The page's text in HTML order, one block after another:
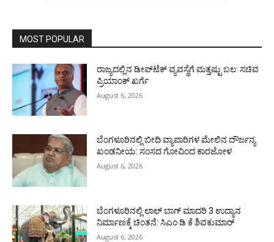
MOST POPULAR
ರಾಜ್ಯದಲ್ಲಿನ ಡೀಪ್‌ಟೆಕ್‌ ವ್ಯವಸ್ಥೆಗೆ ಮತ್ತಷ್ಟು ಬಲ: ಸಚಿವ
ಪ್ರಿಯಾಂಕ್ ಖರ್ಗೆ
August 6, 2026
ಬೆಂಗಳೂರಿನಲ್ಲಿ ಬೀದಿ ವ್ಯಾಪಾರಿಗಳ ಮೇಲಿನ ದೌರ್ಜನ್ಯ
ಖಂಡನೀಯ: ಸಂಸದ ಗೋವಿಂದ ಕಾರಜೋಳ
August 6, 2026
ಬೆಂಗಳೂರಿನಲ್ಲಿ ಲಾಲ್ ಬಾಗ್ ಮಾದರಿ 3 ಉದ್ಯಾನ
ನಿರ್ಮಾಣಕ್ಕೆ ಚಿಂತನೆ: ಸಿಎಂ ಡಿ ಕೆ ಶಿವಕುಮಾರ್
August 6, 2026